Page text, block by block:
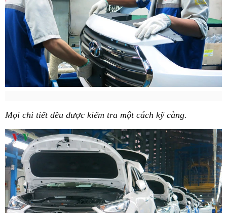
Mọi chi tiết đều được kiểm tra một cách kỹ càng.